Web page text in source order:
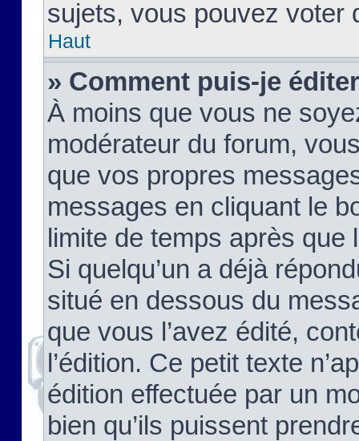
sujets, vous pouvez voter
Haut
» Comment puis-je
À moins que vous ne
modérateur du forum,
que vos propres
messages en cliquant le
limite de temps après que
Si quelqu’un a déjà
situé en dessous du
que vous l’avez édité,
l’édition. Ce petit texte
édition effectuée par un
bien qu’ils puissent